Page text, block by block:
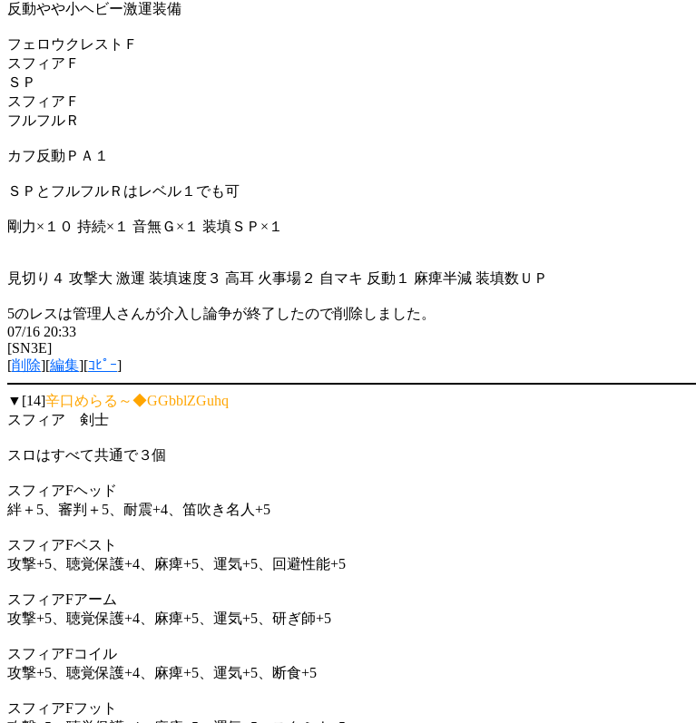
反動やや小ヘビー激運装備
フェロウクレストＦ
スフィアＦ
ＳＰ
スフィアＦ
フルフルＲ
カフ反動ＰＡ１
ＳＰとフルフルＲはレベル１でも可
剛力×１０ 持続×１ 音無Ｇ×１ 装填ＳＰ×１
見切り４ 攻撃大 激運 装填速度３ 高耳 火事場２ 自マキ 反動１ 麻痺半減 装填数ＵＰ
5のレスは管理人さんが介入し論争が終了したので削除しました。
07/16 20:33
[SN3E]
[削除][編集][ｺﾋﾟｰ]
▼[14]辛口めらる～◆GGbblZGuhq
スフィア 剣士
スロはすべて共通で３個
スフィアFヘッド
絆＋5、審判＋5、耐震+4、笛吹き名人+5
スフィアFベスト
攻撃+5、聴覚保護+4、麻痺+5、運気+5、回避性能+5
スフィアFアーム
攻撃+5、聴覚保護+4、麻痺+5、運気+5、研ぎ師+5
スフィアFコイル
攻撃+5、聴覚保護+4、麻痺+5、運気+5、断食+5
スフィアFフット